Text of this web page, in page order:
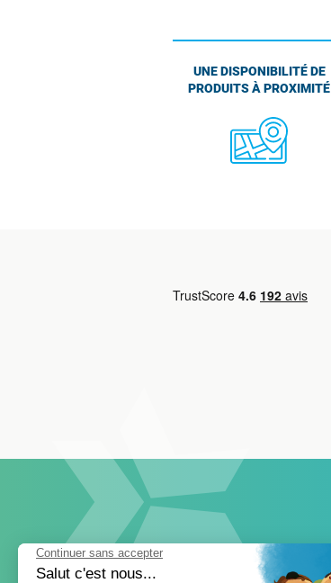
UNE DISPONIBILITÉ DE
PRODUITS À PROXIMITÉ